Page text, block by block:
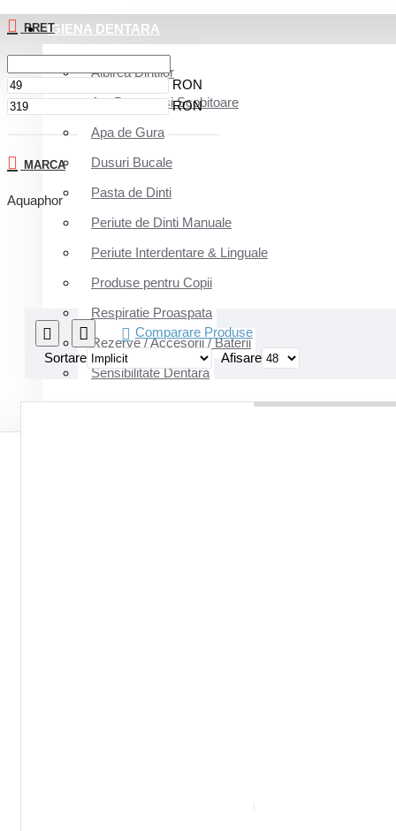
IGIENA DENTARA
Albirea Dintilor
Ata Dentara si Scobitoare
Apa de Gura
Dusuri Bucale
Pasta de Dinti
Periute de Dinti Manuale
Periute Interdentare & Linguale
Produse pentru Copii
Respiratie Proaspata
Rezerve / Accesorii / Baterii
Sensibilitate Dentara
PRET
RON
RON
MARCA
Aquaphor
Comparare Produse
Sortare
Afisare